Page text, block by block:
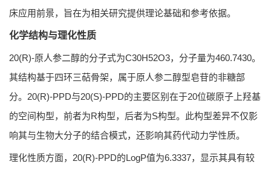
床应用前景，旨在为相关研究提供理论基础和参考依据。
化学结构与理化性质
20(R)-原人参二醇的分子式为C30H52O3，分子量为460.7430。
其结构基于四环三萜骨架，属于原人参二醇型皂苷的非糖部
分。20(R)-PPD与20(S)-PPD的主要区别在于20位碳原子上羟基
的空间构型，前者为R构型，后者为S构型。此构型差异不仅影
响其与生物大分子的结合模式，还影响其药代动力学性质。
理化性质方面，20(R)-PPD的LogP值为6.3337，显示其具有较